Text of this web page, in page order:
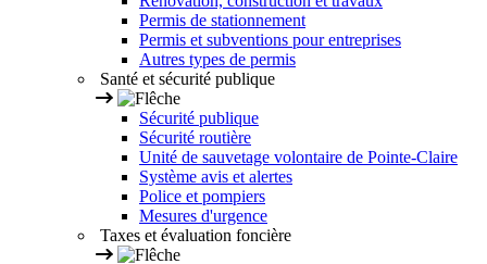
Permis de stationnement
Permis et subventions pour entreprises
Autres types de permis
Santé et sécurité publique
Sécurité publique
Sécurité routière
Unité de sauvetage volontaire de Pointe-Claire
Système avis et alertes
Police et pompiers
Mesures d'urgence
Taxes et évaluation foncière